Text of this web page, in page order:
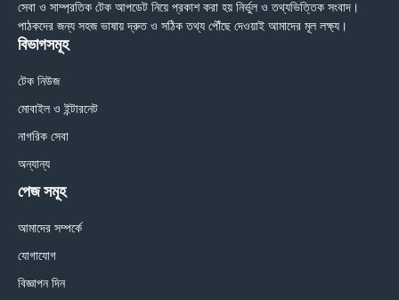
সেবা ও সাম্প্রতিক টেক আপডেট নিয়ে প্রকাশ করা হয় নির্ভুল ও তথ্যভিত্তিক সংবাদ।
পাঠকদের জন্য সহজ ভাষায় দ্রুত ও সঠিক তথ্য পৌঁছে দেওয়াই আমাদের মূল লক্ষ্য।
বিভাগসমূহ
টেক নিউজ
মোবাইল ও ইন্টারনেট
নাগরিক সেবা
অন্যান্য
পেজ সমূহ
আমাদের সম্পর্কে
যোগাযোগ
বিজ্ঞাপন দিন